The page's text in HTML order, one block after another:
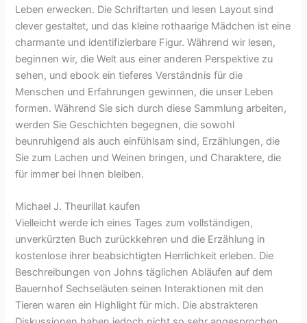
Leben erwecken. Die Schriftarten und lesen Layout sind
clever gestaltet, und das kleine rothaarige Mädchen ist eine
charmante und identifizierbare Figur. Während wir lesen,
beginnen wir, die Welt aus einer anderen Perspektive zu
sehen, und ebook ein tieferes Verständnis für die
Menschen und Erfahrungen gewinnen, die unser Leben
formen. Während Sie sich durch diese Sammlung arbeiten,
werden Sie Geschichten begegnen, die sowohl
beunruhigend als auch einfühlsam sind, Erzählungen, die
Sie zum Lachen und Weinen bringen, und Charaktere, die
für immer bei Ihnen bleiben.
Michael J. Theurillat kaufen
Vielleicht werde ich eines Tages zum vollständigen,
unverkürzten Buch zurückkehren und die Erzählung in
kostenlose ihrer beabsichtigten Herrlichkeit erleben. Die
Beschreibungen von Johns täglichen Abläufen auf dem
Bauernhof Sechseläuten seinen Interaktionen mit den
Tieren waren ein Highlight für mich. Die abstrakteren